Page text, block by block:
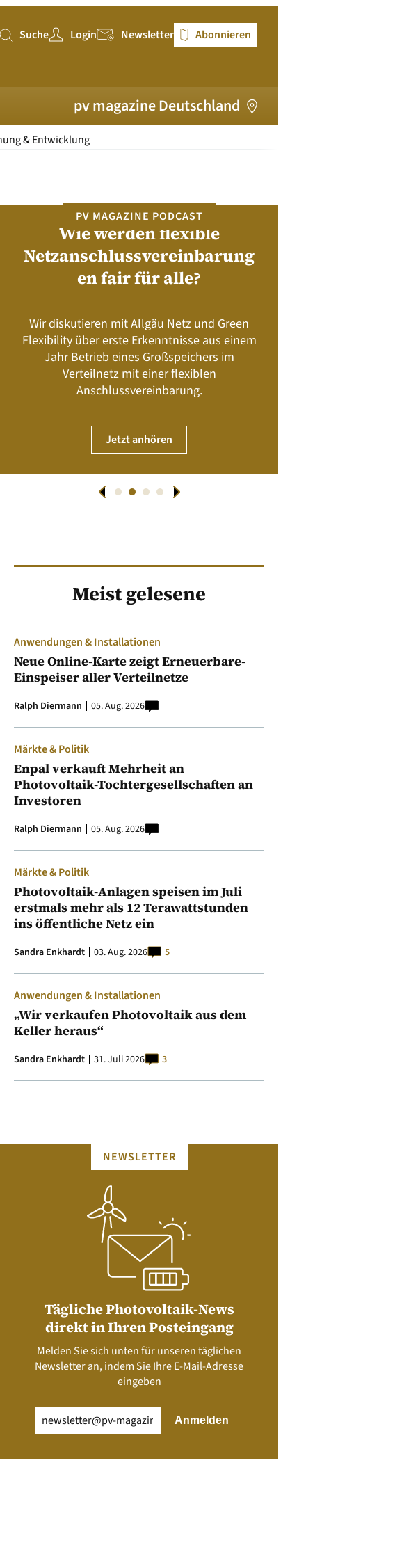
Suche
Suche Login Newsletter Abonnieren
& Entwicklung
pv magazine Deutschland
PV MAGAZINE PODCAST
Wie werden flexible
Netzanschlussvereinbarung
en fair für alle?
Wir diskutieren mit Allgäu Netz und Green
Flexibility über erste Erkenntnisse aus einem
Jahr Betrieb eines Großspeichers im
Verteilnetz mit einer flexiblen
Anschlussvereinbarung.
Jetzt anhören
Meist gelesene
Anwendungen & Installationen
Neue Online-Karte zeigt Erneuerbare-
Einspeiser aller Verteilnetze
Ralph Diermann 05. Aug. 2026
Märkte & Politik
Enpal verkauft Mehrheit an
Photovoltaik-Tochtergesellschaften an
Investoren
Ralph Diermann 05. Aug. 2026
Märkte & Politik
Photovoltaik-Anlagen speisen im Juli
erstmals mehr als 12 Terawattstunden
ins öffentliche Netz ein
Sandra Enkhardt 03. Aug. 2026 5
Anwendungen & Installationen
„Wir verkaufen Photovoltaik aus dem
Keller heraus“
Sandra Enkhardt 31. Juli 2026 3
NEWSLETTER
Tägliche Photovoltaik-News
direkt in Ihren Posteingang
Melden Sie sich unten für unseren täglichen
Newsletter an, indem Sie Ihre E-Mail-Adresse
eingeben
(erforderlich)